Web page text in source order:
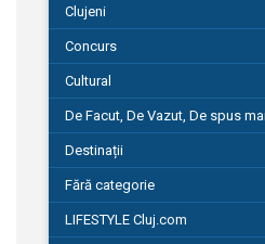
Clujeni
Concurs
Cultural
De Facut, De Vazut, De spus
Destinații
Fără categorie
LIFESTYLE Cluj.com